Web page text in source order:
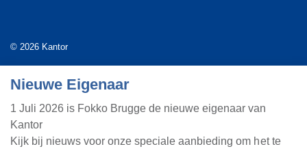
© 2026 Kantor
Webdesign door
Nieuwe Eigenaar
1 Juli 2026 is Fokko Brugge de nieuwe eigenaar van
Kantor
Kijk bij nieuws voor onze speciale aanbieding om het te